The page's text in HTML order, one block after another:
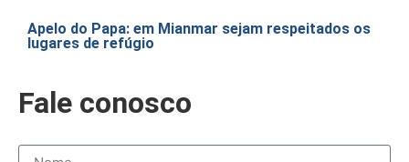
Apelo do Papa: em Mianmar sejam respeitados os
lugares de refúgio
Fale conosco